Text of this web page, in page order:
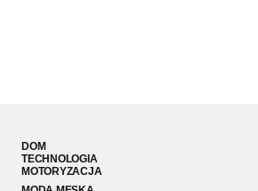
DOM
TECHNOLOGIA
MOTORYZACJA